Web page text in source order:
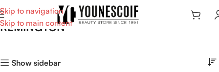
Skip to navigation
Skip to main content
REMINGTON
Show sidebar